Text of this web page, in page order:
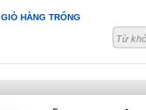
GIỎ HÀNG TRỐNG